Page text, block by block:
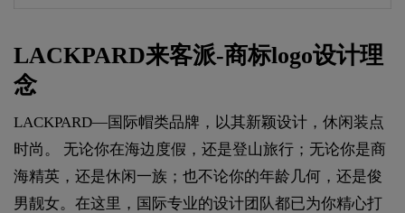
LACKPARD来客派-商标logo设计理
念
LACKPARD—国际帽类品牌，以其新颖设计，休闲装点
时尚。 无论你在海边度假，还是登山旅行；无论你是商
海精英，还是休闲一族；也不论你的年龄几何，还是俊
男靓女。在这里，国际专业的设计团队都已为你精心打